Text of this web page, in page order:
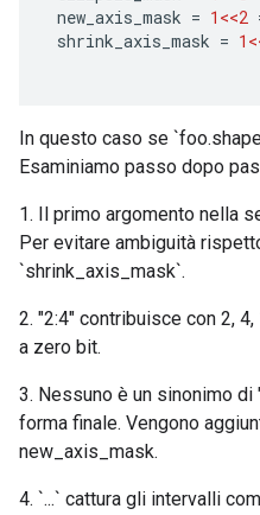
new_axis_mask = 1<<2
shrink_axis_mask =
In questo caso se
Esaminiamo passo dopo
1. Il primo argomento nella
Per evitare ambiguità
`shrink_axis_mask`.
2. "2:4" contribuisce con 2,
a zero bit.
3. Nessuno è un sinonimo
forma finale. Vengono
new_axis_mask.
4. `...` cattura gli intervalli